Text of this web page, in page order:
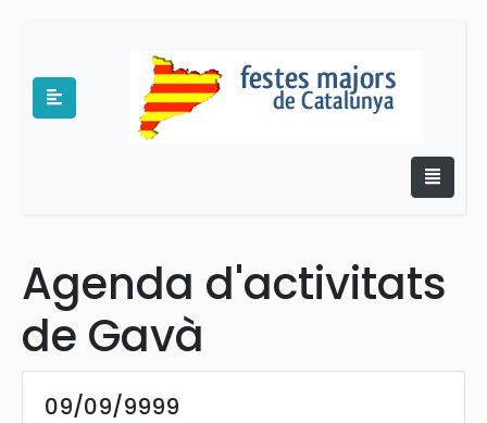
Agenda d'activitats
de Gavà
09/09/9999